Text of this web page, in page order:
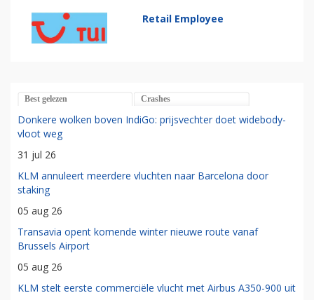
Retail Employee
Best gelezen Crashes
Donkere wolken boven IndiGo: prijsvechter doet widebody-
vloot weg
31 jul 26
KLM annuleert meerdere vluchten naar Barcelona door
staking
05 aug 26
Transavia opent komende winter nieuwe route vanaf
Brussels Airport
05 aug 26
KLM stelt eerste commerciële vlucht met Airbus A350-900 uit